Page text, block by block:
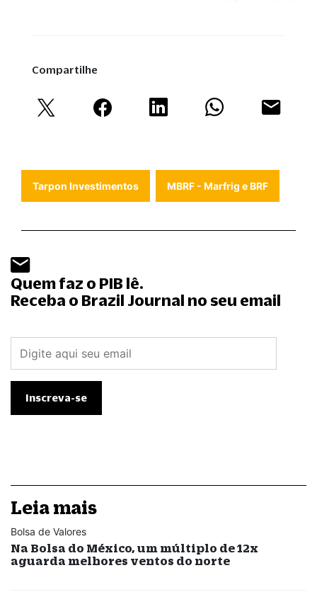
Compartilhe
Tarpon Investimentos MBRF - Marfrig e BRF
Quem faz o PIB lê.
Receba o Brazil Journal no seu email
Leia mais
Bolsa de Valores
Na Bolsa do México, um múltiplo de 12x
aguarda melhores ventos do norte